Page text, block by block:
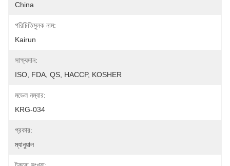
China
পরিচিতিমুলক নাম:
Kairun
সাক্ষ্যদান:
ISO, FDA, QS, HACCP, KOSHER
মডেল নম্বার:
KRG-034
প্রকার:
ম্যানুয়াল